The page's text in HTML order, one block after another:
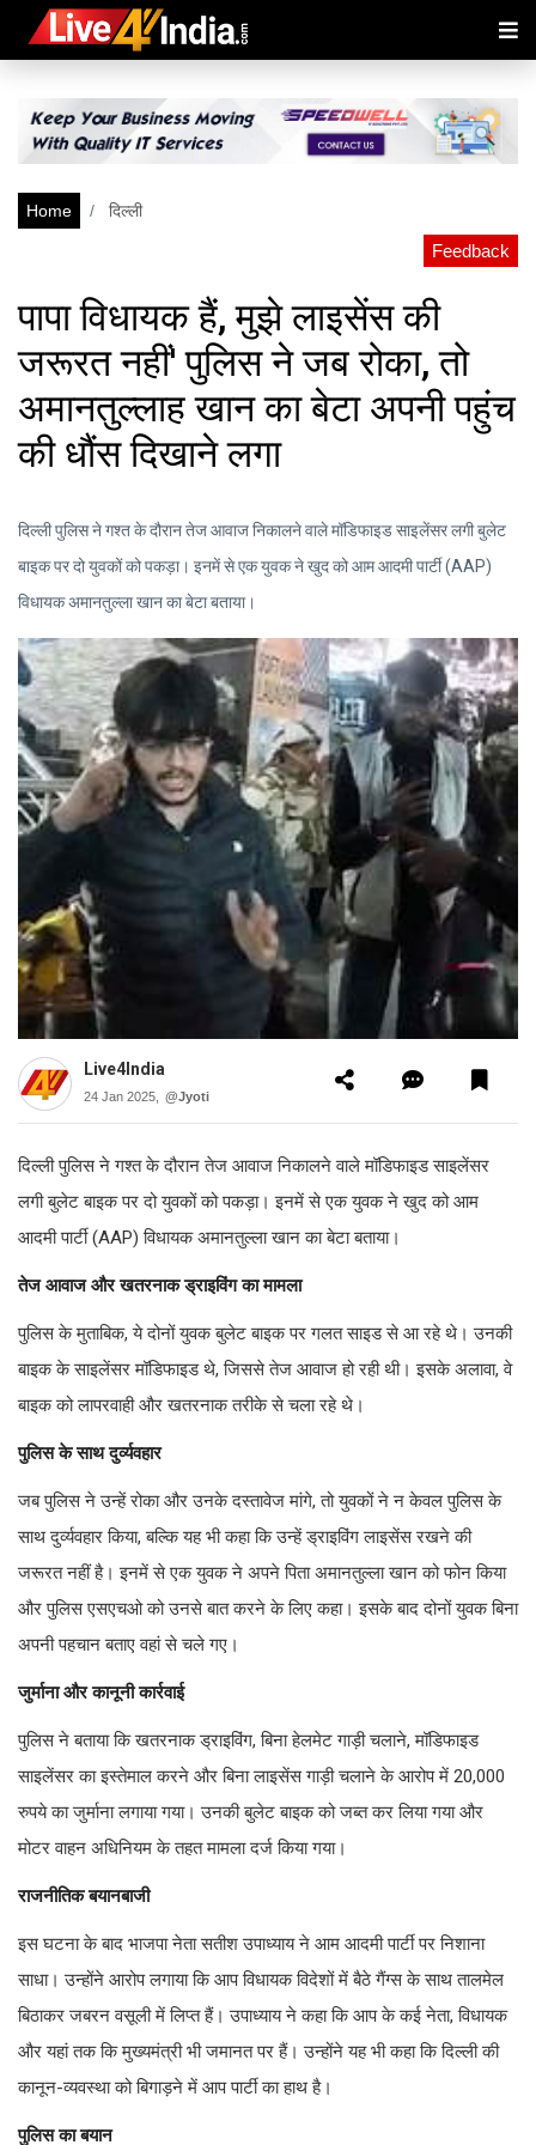
Home दिल्ली
Feedback
पापा विधायक हैं, मुझे लाइसेंस की
जरूरत नहीं' पुलिस ने जब रोका, तो
अमानतुल्लाह खान का बेटा अपनी पहुंच
की धौंस दिखाने लगा
दिल्ली पुलिस ने गश्त के दौरान तेज आवाज निकालने वाले मॉडिफाइड साइलेंसर लगी बुलेट
बाइक पर दो युवकों को पकड़ा। इनमें से एक युवक ने खुद को आम आदमी पार्टी (AAP)
विधायक अमानतुल्ला खान का बेटा बताया।
Live4India
24 Jan 2025, @Jyoti
दिल्ली पुलिस ने गश्त के दौरान तेज आवाज निकालने वाले मॉडिफाइड साइलेंसर
लगी बुलेट बाइक पर दो युवकों को पकड़ा। इनमें से एक युवक ने खुद को आम
आदमी पार्टी (AAP) विधायक अमानतुल्ला खान का बेटा बताया।
तेज आवाज और खतरनाक ड्राइविंग का मामला
पुलिस के मुताबिक, ये दोनों युवक बुलेट बाइक पर गलत साइड से आ रहे थे। उनकी
बाइक के साइलेंसर मॉडिफाइड थे, जिससे तेज आवाज हो रही थी। इसके अलावा, वे
बाइक को लापरवाही और खतरनाक तरीके से चला रहे थे।
पुलिस के साथ दुर्व्यवहार
जब पुलिस ने उन्हें रोका और उनके दस्तावेज मांगे, तो युवकों ने न केवल पुलिस के
साथ दुर्व्यवहार किया, बल्कि यह भी कहा कि उन्हें ड्राइविंग लाइसेंस रखने की
जरूरत नहीं है। इनमें से एक युवक ने अपने पिता अमानतुल्ला खान को फोन किया
और पुलिस एसएचओ को उनसे बात करने के लिए कहा। इसके बाद दोनों युवक बिना
अपनी पहचान बताए वहां से चले गए।
जुर्माना और कानूनी कार्रवाई
पुलिस ने बताया कि खतरनाक ड्राइविंग, बिना हेलमेट गाड़ी चलाने, मॉडिफाइड
साइलेंसर का इस्तेमाल करने और बिना लाइसेंस गाड़ी चलाने के आरोप में 20,000
रुपये का जुर्माना लगाया गया। उनकी बुलेट बाइक को जब्त कर लिया गया और
मोटर वाहन अधिनियम के तहत मामला दर्ज किया गया।
राजनीतिक बयानबाजी
इस घटना के बाद भाजपा नेता सतीश उपाध्याय ने आम आदमी पार्टी पर निशाना
साधा। उन्होंने आरोप लगाया कि आप विधायक विदेशों में बैठे गैंग्स के साथ तालमेल
बिठाकर जबरन वसूली में लिप्त हैं। उपाध्याय ने कहा कि आप के कई नेता, विधायक
और यहां तक कि मुख्यमंत्री भी जमानत पर हैं। उन्होंने यह भी कहा कि दिल्ली की
कानून-व्यवस्था को बिगाड़ने में आप पार्टी का हाथ है।
पुलिस का बयान